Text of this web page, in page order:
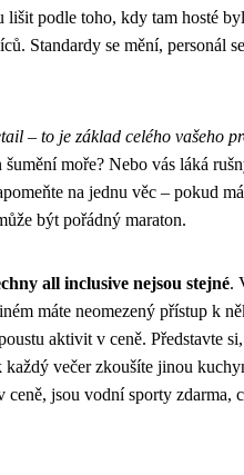
lišit podle toho, kdy tam hosté
Standardy se mění, personál
– to je základ celého vašeho
moře? Nebo vás láká
na jednu věc – pokud
být pořádný maraton.
all inclusive nejsou stejné.
máte neomezený přístup k
aktivit v ceně. Představte
každý večer zkoušíte jinou
ceně, jsou vodní sporty zdarma,